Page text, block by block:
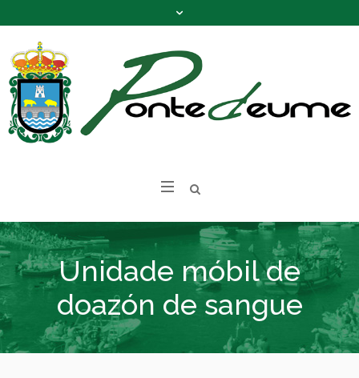
Unidade móbil de
doazón de sangue